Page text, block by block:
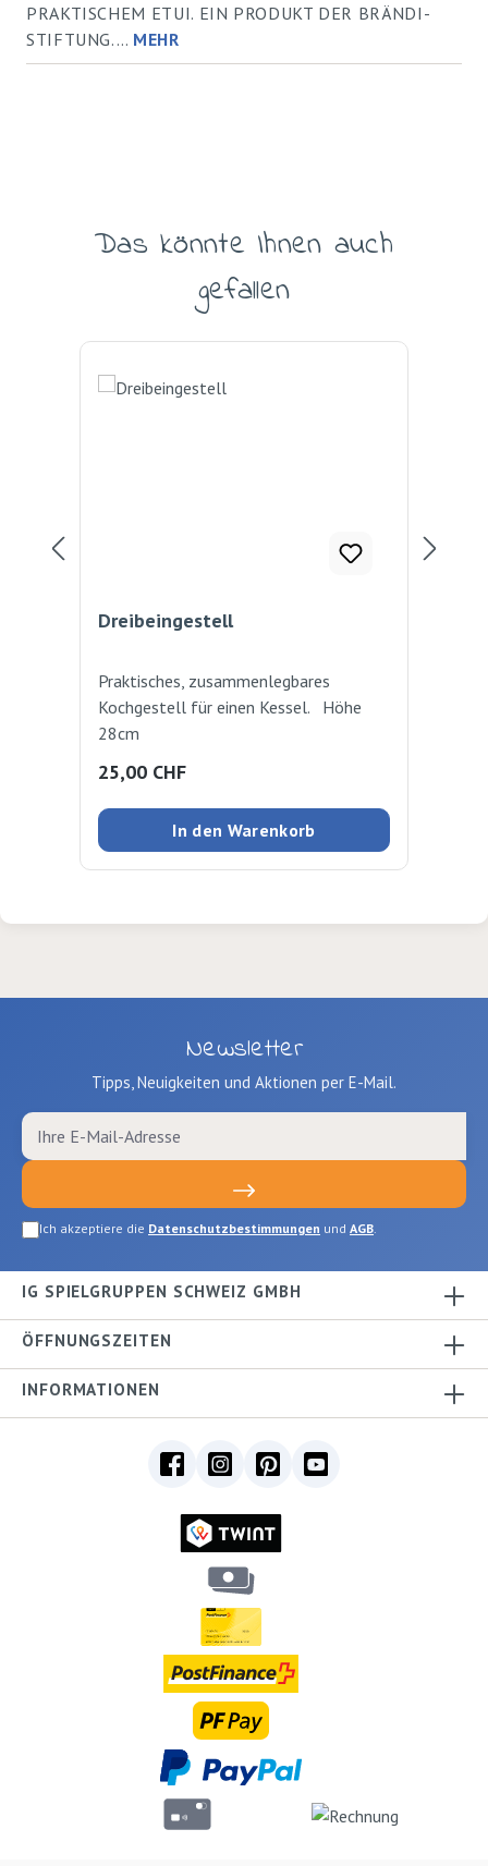
PRAKTISCHEM ETUI. EIN PRODUKT DER BRÄNDI-
STIFTUNG.… MEHR
Produktgalerie überspringen
Das könnte Ihnen auch
gefallen
Dreibeingestell
Praktisches, zusammenlegbares
Kochgestell für einen Kessel. Höhe
28cm
Regulärer Preis:
25,00 CHF
In den Warenkorb
Newsletter
Tipps, Neuigkeiten und Aktionen per E-Mail.
Ich akzeptiere die Datenschutzbestimmungen und AGB.
IG SPIELGRUPPEN SCHWEIZ GMBH
ÖFFNUNGSZEITEN
INFORMATIONEN